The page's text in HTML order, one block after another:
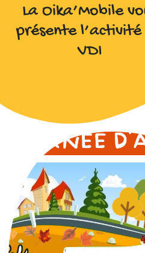
La Oika’Mobile
présente
VDI